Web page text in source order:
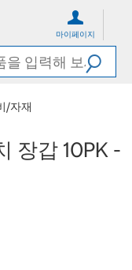
마이페이지
/자재
장갑 10PK -